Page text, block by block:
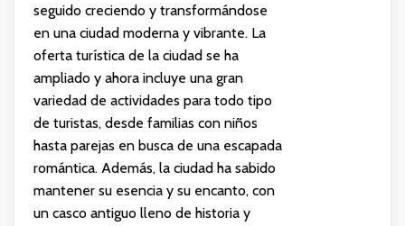
seguido creciendo y transformándose
en una ciudad moderna y vibrante. La
oferta turística de la ciudad se ha
ampliado y ahora incluye una gran
variedad de actividades para todo tipo
de turistas, desde familias con niños
hasta parejas en busca de una escapada
romántica. Además, la ciudad ha sabido
mantener su esencia y su encanto, con
un casco antiguo lleno de historia y